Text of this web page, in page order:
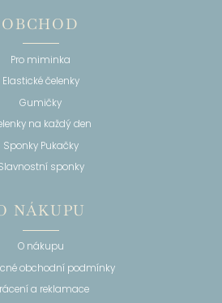
OBCHOD
Pro miminka
Elastické čelenky
Gumičky
na každý den
Sponky Pukačky
sponky
NÁKUPU
O nákupu
obchodní podmínky
a reklamace